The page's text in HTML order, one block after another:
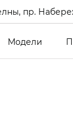
пр.
Модели